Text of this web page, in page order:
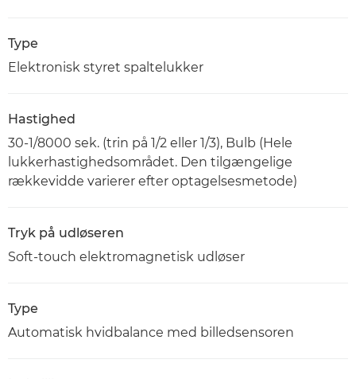
Type
Elektronisk styret spaltelukker
Hastighed
30-1/8000 sek. (trin på 1/2 eller 1/3), Bulb (Hele
lukkerhastighedsområdet. Den tilgængelige
rækkevidde varierer efter optagelsesmetode)
Tryk på udløseren
Soft-touch elektromagnetisk udløser
Type
Automatisk hvidbalance med billedsensoren